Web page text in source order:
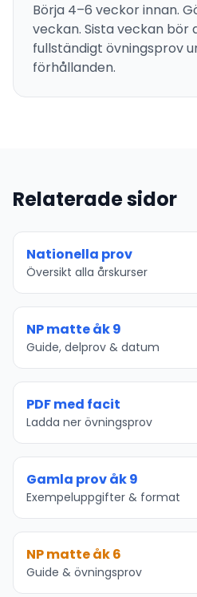
Börja 4–6 veckor innan.
veckan. Sista veckan bör
fullständigt övningsprov
förhållanden.
Relaterade sidor
Nationella prov
Översikt alla årskurser
NP matte åk 9
Guide, delprov & datum
PDF med facit
Ladda ner övningsprov
Gamla prov åk 9
Exempeluppgifter & format
NP matte åk 6
Guide & övningsprov